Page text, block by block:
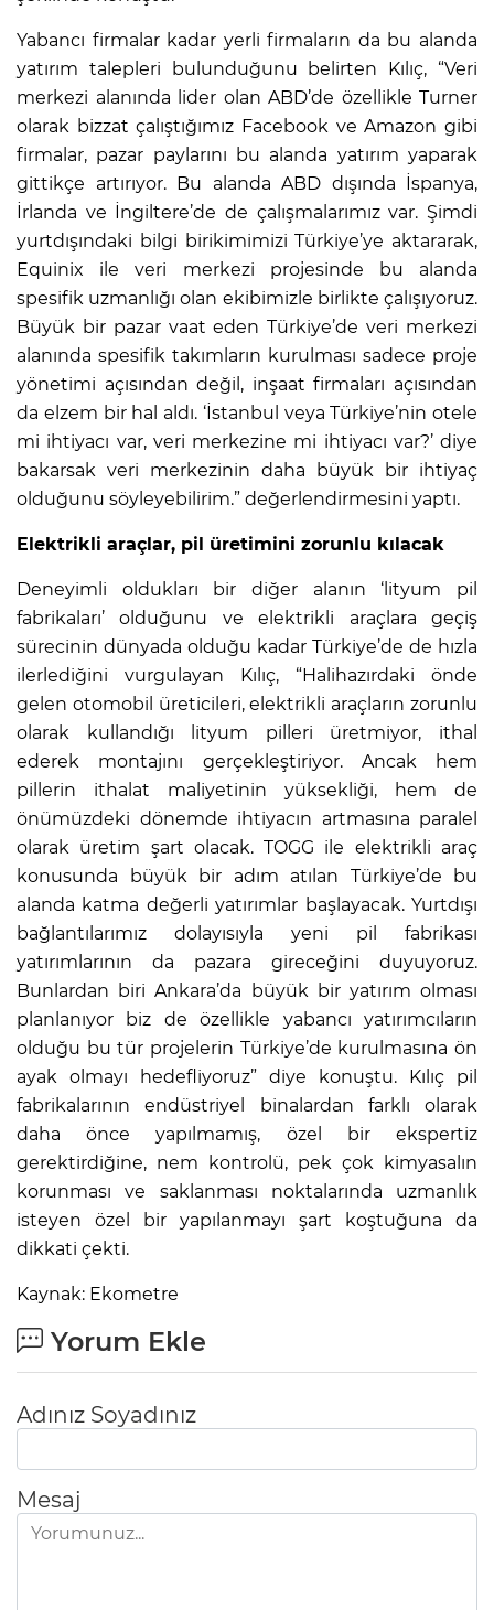
Yabancı firmalar kadar yerli firmaların da bu alanda
yatırım talepleri bulunduğunu belirten Kılıç, “Veri
merkezi alanında lider olan ABD’de özellikle Turner
olarak bizzat çalıştığımız Facebook ve Amazon gibi
firmalar, pazar paylarını bu alanda yatırım yaparak
gittikçe artırıyor. Bu alanda ABD dışında İspanya,
İrlanda ve İngiltere’de de çalışmalarımız var. Şimdi
yurtdışındaki bilgi birikimimizi Türkiye’ye aktararak,
Equinix ile veri merkezi projesinde bu alanda
spesifik uzmanlığı olan ekibimizle birlikte çalışıyoruz.
Büyük bir pazar vaat eden Türkiye’de veri merkezi
alanında spesifik takımların kurulması sadece proje
yönetimi açısından değil, inşaat firmaları açısından
da elzem bir hal aldı. ‘İstanbul veya Türkiye’nin otele
mi ihtiyacı var, veri merkezine mi ihtiyacı var?’ diye
bakarsak veri merkezinin daha büyük bir ihtiyaç
olduğunu söyleyebilirim.” değerlendirmesini yaptı.
Elektrikli araçlar, pil üretimini zorunlu kılacak
Deneyimli oldukları bir diğer alanın ‘lityum pil
fabrikaları’ olduğunu ve elektrikli araçlara geçiş
sürecinin dünyada olduğu kadar Türkiye’de de hızla
ilerlediğini vurgulayan Kılıç, “Halihazırdaki önde
gelen otomobil üreticileri, elektrikli araçların zorunlu
olarak kullandığı lityum pilleri üretmiyor, ithal
ederek montajını gerçekleştiriyor. Ancak hem
pillerin ithalat maliyetinin yüksekliği, hem de
önümüzdeki dönemde ihtiyacın artmasına paralel
olarak üretim şart olacak. TOGG ile elektrikli araç
konusunda büyük bir adım atılan Türkiye’de bu
alanda katma değerli yatırımlar başlayacak. Yurtdışı
bağlantılarımız dolayısıyla yeni pil fabrikası
yatırımlarının da pazara gireceğini duyuyoruz.
Bunlardan biri Ankara’da büyük bir yatırım olması
planlanıyor biz de özellikle yabancı yatırımcıların
olduğu bu tür projelerin Türkiye’de kurulmasına ön
ayak olmayı hedefliyoruz” diye konuştu. Kılıç pil
fabrikalarının endüstriyel binalardan farklı olarak
daha önce yapılmamış, özel bir ekspertiz
gerektirdiğine, nem kontrolü, pek çok kimyasalın
korunması ve saklanması noktalarında uzmanlık
isteyen özel bir yapılanmayı şart koştuğuna da
dikkati çekti.
Kaynak: Ekometre
Yorum Ekle
Adınız Soyadınız
Mesaj